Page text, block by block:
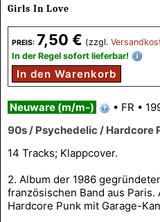
PREIS: 7,50 € (zzgl.
In der Regel sofort lieferbar!
In den Warenkorb
Girls In Love
Neuware (m/m-) • FR •
90s / Psychedelic / Hardcore
14 Tracks; Klappcover.
2. Album der 1986
französischen Band aus
Hardcore Punk mit Garage-